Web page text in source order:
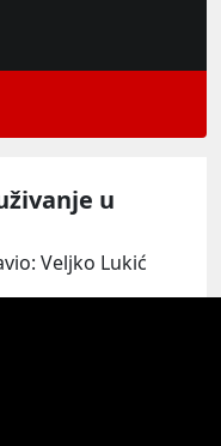
u
Veljko Lukić